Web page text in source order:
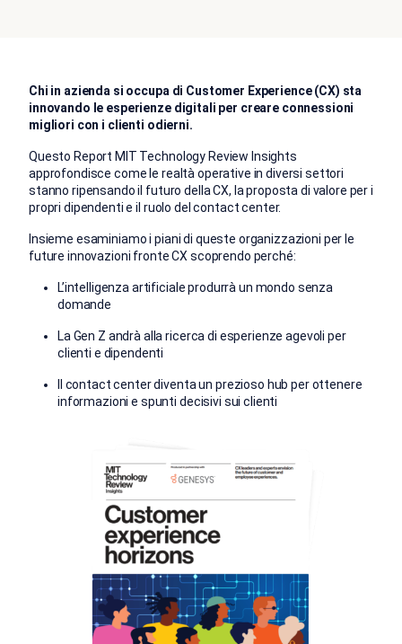
Chi in azienda si occupa di Customer Experience (CX) sta
innovando le esperienze digitali per creare connessioni
migliori con i clienti odierni.
Questo Report MIT Technology Review Insights
approfondisce come le realtà operative in diversi settori
stanno ripensando il futuro della CX, la proposta di valore per i
propri dipendenti e il ruolo del contact center.
Insieme esaminiamo i piani di queste organizzazioni per le
future innovazioni fronte CX scoprendo perché:
L’intelligenza artificiale produrrà un mondo senza
domande
La Gen Z andrà alla ricerca di esperienze agevoli per
clienti e dipendenti
Il contact center diventa un prezioso hub per ottenere
informazioni e spunti decisivi sui clienti